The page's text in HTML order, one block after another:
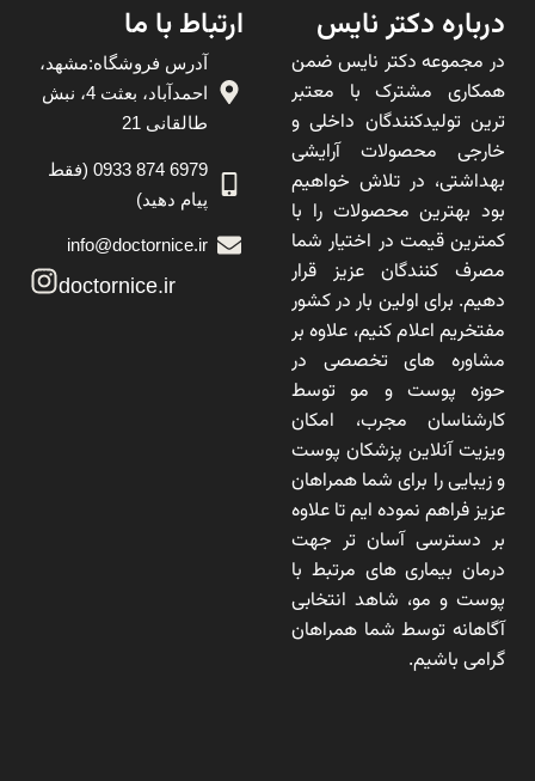
درباره دکتر نایس
در مجموعه دکتر نایس ضمن
همکاری مشترک با معتبر
ترین تولیدکنندگان داخلی و
خارجی محصولات آرایشی
بهداشتی، در تلاش خواهیم
بود بهترین محصولات را با
کمترین قیمت در اختیار شما
مصرف کنندگان عزیز قرار
دهیم. برای اولین بار در کشور
مفتخریم اعلام کنیم، علاوه بر
مشاوره های تخصصی در
حوزه پوست و مو توسط
کارشناسان مجرب، امکان
ویزیت آنلاین پزشکان پوست
و زیبایی را برای شما همراهان
عزیز فراهم نموده ایم تا علاوه
بر دسترسی آسان تر جهت
درمان بیماری های مرتبط با
پوست و مو، شاهد انتخابی
آگاهانه توسط شما همراهان
گرامی باشیم.
ارتباط با ما
آدرس فروشگاه:مشهد،
احمدآباد، بعثت 4، نبش
طالقانی 21
6979 874 0933 (فقط
پیام دهید)
info@doctornice.ir
doctornice.ir